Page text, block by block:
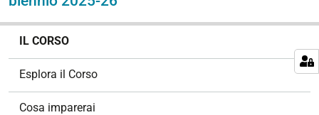
IL CORSO
Esplora il Corso
Cosa imparerai